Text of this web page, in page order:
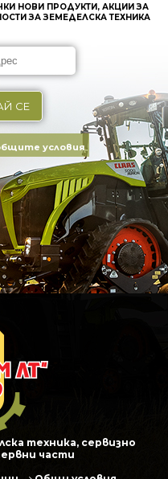
НОВИ ПРОДУКТИ, АКЦИИ ЗА
ЗА ЗЕМЕДЕЛСКА ТЕХНИКА
СЕ
условия
техника, сервизно
части